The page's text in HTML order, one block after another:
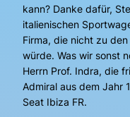
kann? Danke dafür,
italienischen
Firma, die nicht zu
würde. Was wir sonst
Herrn Prof. Indra, die
Admiral aus dem Jahr
Seat Ibiza FR.